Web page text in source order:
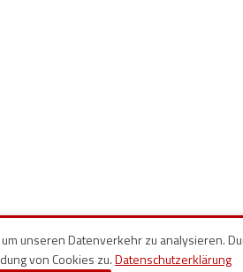
unseren Datenverkehr zu analysieren.
von Cookies zu.Datenschutzerklärung